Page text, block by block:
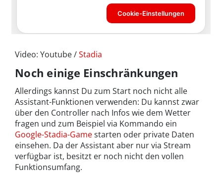
Video: Youtube /Stadia
Noch einige Einschränkungen
Allerdings kannst Du zum Start noch nicht alle
Assistant-Funktionen verwenden: Du kannst zwar
über den Controller nach Infos wie dem Wetter
fragen und zum Beispiel via Kommando ein
Google-Stadia-Gamestarten oder private Daten
einsehen. Da der Assistant aber nur via Stream
verfügbar ist, besitzt er noch nicht den vollen
Funktionsumfang.